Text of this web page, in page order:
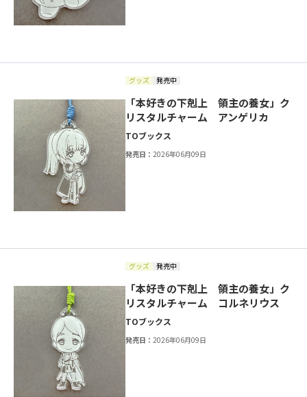
グッズ 発売中
「本好きの下剋上 領主の養女」ク
リスタルチャーム アンゲリカ
TOブックス
発売日：2026年06月09日
グッズ 発売中
「本好きの下剋上 領主の養女」ク
リスタルチャーム コルネリウス
TOブックス
発売日：2026年06月09日